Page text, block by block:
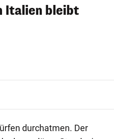
Italien bleibt
durchatmen. Der